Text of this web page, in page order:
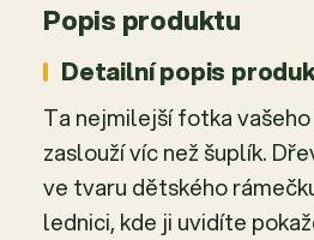
Popis produktu
Detailní popis
Ta nejmilejší fotka
zaslouží víc než šuplík.
ve tvaru dětského
lednici, kde ji uvidíte